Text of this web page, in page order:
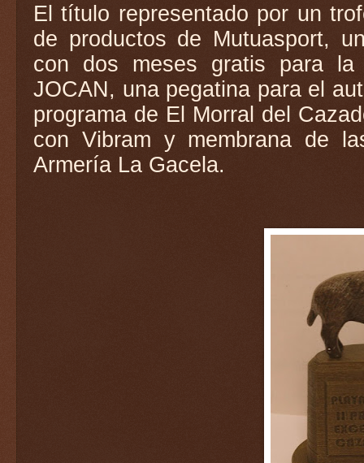
El título representado por un
de productos de Mutuasport,
con dos meses gratis para
JOCAN, una pegatina para el
programa de El Morral del
con Vibram y membrana de
Armería La Gacela.